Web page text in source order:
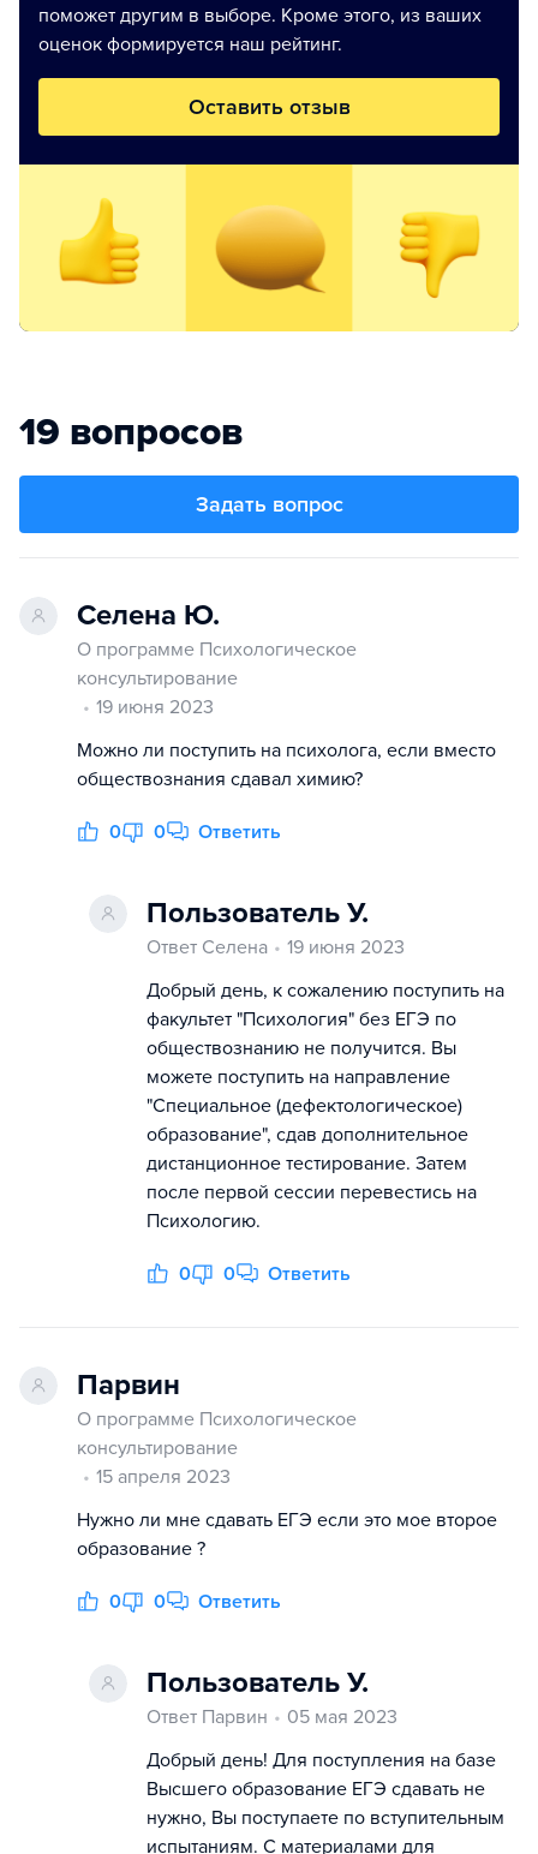
поможет другим в выборе. Кроме этого, из ваших
оценок формируется наш рейтинг.
Оставить отзыв
19 вопросов
Задать вопрос
Селена Ю.
О программе Психологическое
консультирование
19 июня 2023
Можно ли поступить на психолога, если вместо
обществознания сдавал химию?
0 0 Ответить
Пользователь У.
Ответ Селена
19 июня 2023
Добрый день, к сожалению поступить на
факультет "Психология" без ЕГЭ по
обществознанию не получится. Вы
можете поступить на направление
"Специальное (дефектологическое)
образование", сдав дополнительное
дистанционное тестирование. Затем
после первой сессии перевестись на
Психологию.
0 0 Ответить
Парвин
О программе Психологическое
консультирование
15 апреля 2023
Нужно ли мне сдавать ЕГЭ если это мое второе
образование ?
0 0 Ответить
Пользователь У.
Ответ Парвин
05 мая 2023
Добрый день! Для поступления на базе
Высшего образование ЕГЭ сдавать не
нужно, Вы поступаете по вступительным
испытаниям. С материалами для